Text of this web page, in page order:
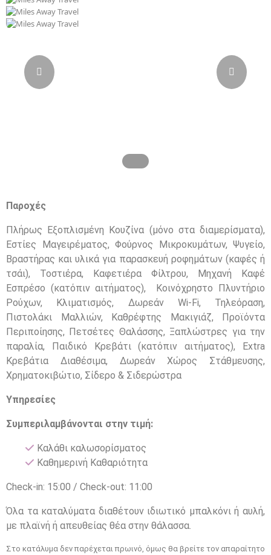
Παροχές
Πλήρως Εξοπλισμένη Κουζίνα (μόνο στα διαμερίσματα),
Εστίες Μαγειρέματος, Φούρνος Μικροκυμάτων, Ψυγείο,
Βραστήρας και υλικά για παρασκευή ροφημάτων (καφές ή
τσάι), Τοστιέρα, Καφετιέρα Φίλτρου, Μηχανή Καφέ
Εσπρέσο (κατόπιν αιτήματος), Κοινόχρηστο Πλυντήριο
Ρούχων, Κλιματισμός, Δωρεάν Wi-Fi, Τηλεόραση,
Πιστολάκι Μαλλιών, Καθρέφτης Μακιγιάζ, Προϊόντα
Περιποίησης, Πετσέτες Θαλάσσης, Ξαπλώστρες για την
παραλία, Παιδικό Κρεβάτι (κατόπιν αιτήματος), Extra
Κρεβάτια Διαθέσιμα, Δωρεάν Χώρος Στάθμευσης,
Χρηματοκιβώτιο, Σίδερο & Σιδερώστρα
Υπηρεσίες
Συμπεριλαμβάνονται στην τιμή:
Καλάθι καλωσορίσματος
Καθημερινή Καθαριότητα
Check-in: 15:00 / Check-out: 11:00
Όλα τα καταλύματα διαθέτουν ιδιωτικό μπαλκόνι ή αυλή,
με πλαϊνή ή απευθείας θέα στην θάλασσα.
Στο κατάλυμα δεν παρέχεται πρωινό, όμως θα βρείτε τον απαραίτητο